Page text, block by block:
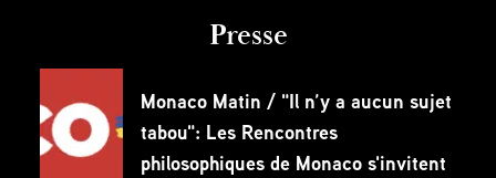
Presse
Monaco Matin / "Il n’y a aucun sujet
tabou": Les Rencontres
philosophiques de Monaco s'invitent